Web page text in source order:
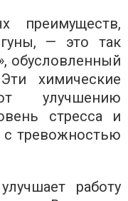
преимуществ,
— это так
обусловленный
химические
улучшению
стресса и
с тревожностью
работу